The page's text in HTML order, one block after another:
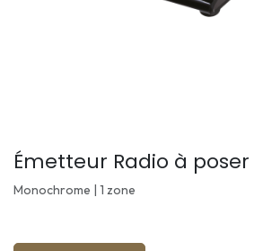
Émetteur Radio à poser
Monochrome | 1 zone